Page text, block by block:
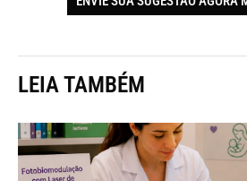
LEIA TAMBÉM